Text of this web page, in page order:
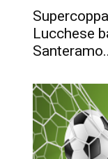
Lucchese